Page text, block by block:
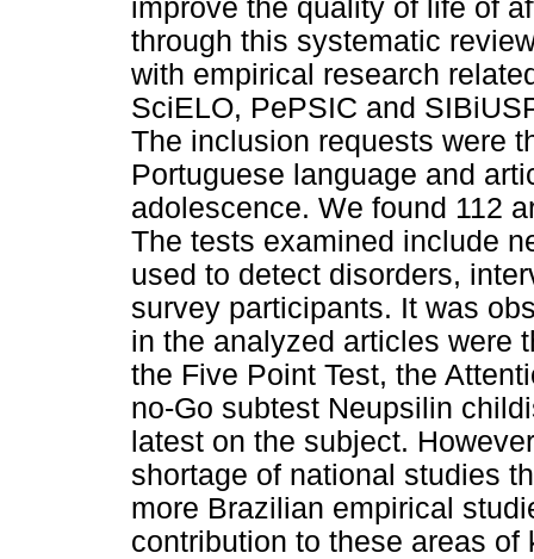
improve the quality of life of
through this systematic
with empirical research
SciELO, PePSIC and
The inclusion requests were
Portuguese language and
adolescence. We found 112
The tests examined include
used to detect disorders,
survey participants. It was
in the analyzed articles were
the Five Point Test, the
no-Go subtest Neupsilin
latest on the subject.
shortage of national studies
more Brazilian empirical
contribution to these areas of